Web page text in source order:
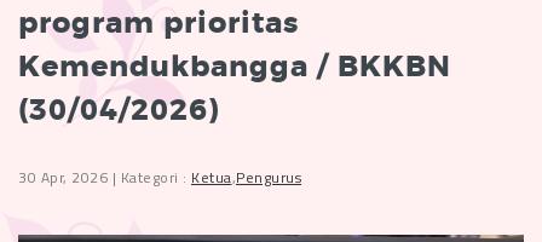
program prioritas
Kemendukbangga / BKKBN
(30/04/2026)
30 Apr, 2026 | Kategori : Ketua,Pengurus